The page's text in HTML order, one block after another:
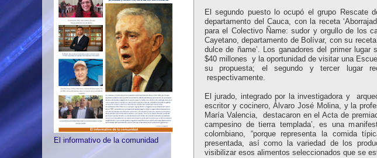
El segundo puesto lo ocupó el grupo Rescate
departamento del Cauca, con la receta
para el Colectivo Ñame: sudor y orgullo de los
Cayetano, departamento de Bolívar, con su
dulce de ñame’. Los ganadores del primer
$40 millones y la oportunidad de visitar una
su propuesta; el segundo y tercer lugar
respectivamente.
El jurado, integrado por la investigadora y
escritor y cocinero, Álvaro José Molina, y la
María Valencia, destacaron en el Acta de
campesino de tierra templada’, es una
colombiano, “porque representa la comida
presentada, así como la variedad de los
visibilizar esos alimentos seleccionados que se
El informativo de la comunidad